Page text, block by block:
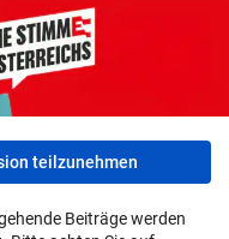
teilzunehmen
Beiträge werden